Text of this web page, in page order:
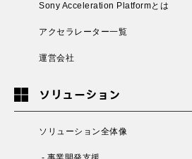
Sony Acceleration Platformとは
アクセラレーター一覧
運営会社
ソリューション
ソリューション全体像